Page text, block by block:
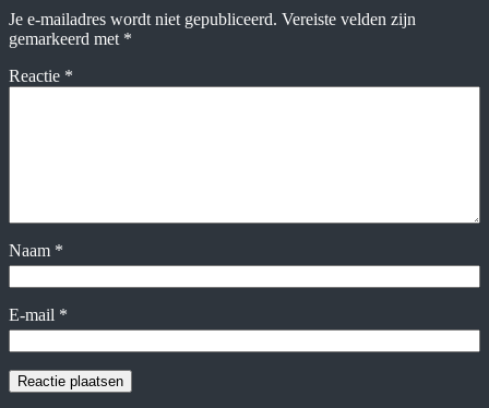
Je e-mailadres wordt niet gepubliceerd. Vereiste velden zijn
gemarkeerd met *
Reactie *
Naam *
E-mail *